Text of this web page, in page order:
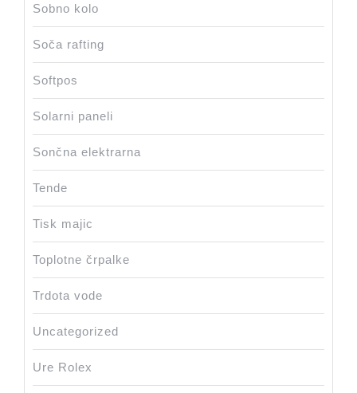
Sobno kolo
Soča rafting
Softpos
Solarni paneli
Sončna elektrarna
Tende
Tisk majic
Toplotne črpalke
Trdota vode
Uncategorized
Ure Rolex